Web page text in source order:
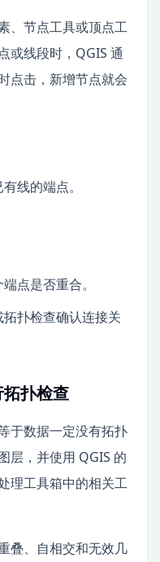
、节点工具或顶点工
或线段时，QGIS 通
点击，新增节点就会
线的端点。
点是否重合。
扑检查确认连接关
扑检查
于数据一定没有拓扑
层，并使用 QGIS 的
理工具箱中的相关工
叠、自相交和无效几